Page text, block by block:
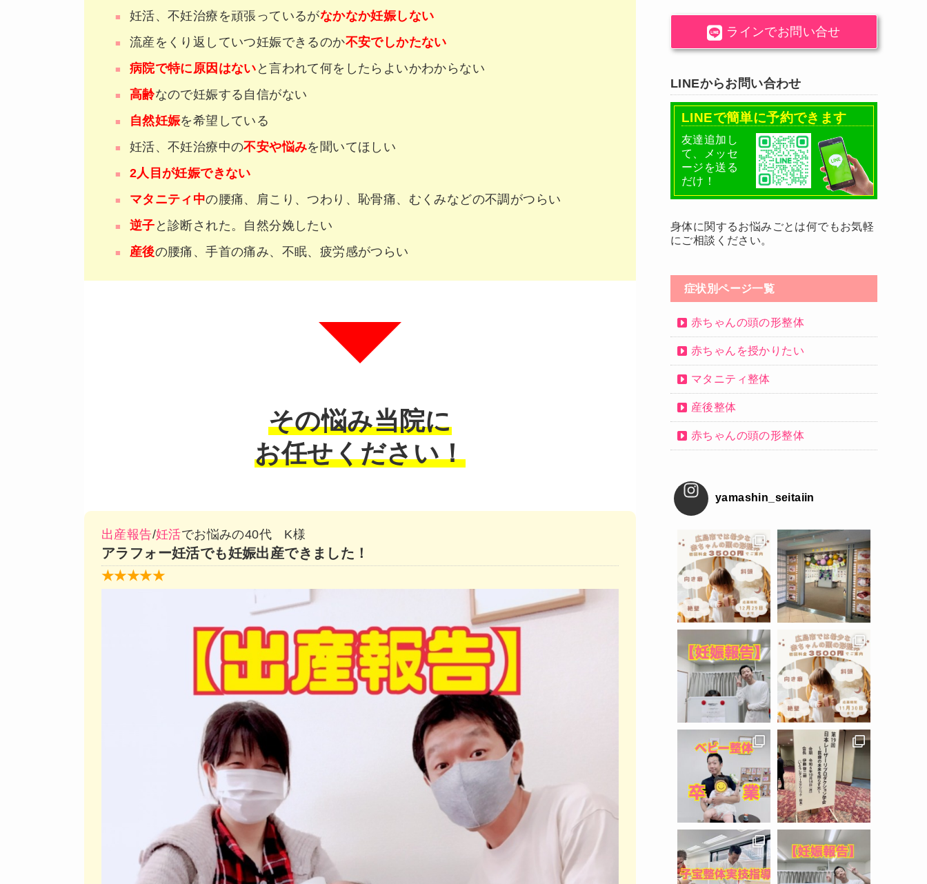
妊活、不妊治療を頑張っているがなかなか妊娠しない
流産をくり返していつ妊娠できるのか不安でしかたない
病院で特に原因はない と言われて何をしたらよいかわからない
高齢なので妊娠する自信がない
自然妊娠を希望している
妊活、不妊治療中の不安や悩みを聞いてほしい
2人目が妊娠できない
マタニティ中の腰痛、肩こり、つわり、恥骨痛、むくみなどの不調がつらい
逆子 と診断された。自然分娩したい
産後の腰痛、手首の痛み、不眠、疲労感がつらい
その悩み当院に
お任せください！
出産報告/妊活でお悩みの40代 K様
アラフォー妊活でも妊娠出産できました！
★★★★★
ラインでお問い合せ
LINEからお問い合わせ
LINEで簡単に予約できます
友達追加し
て、メッセ
ージを送る
だけ！
身体に関するお悩みごとは何でもお気軽
にご相談ください。
症状別ページ一覧
赤ちゃんの頭の形整体
赤ちゃんを授かりたい
マタニティ整体
産後整体
赤ちゃんの頭の形整体
yamashin_seitaiin